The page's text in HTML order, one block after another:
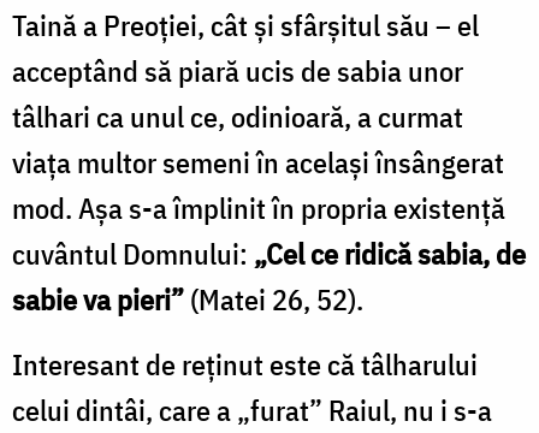
Taină a Preoției, cât și sfârșitul său – el
acceptând să piară ucis de sabia unor
tâlhari ca unul ce, odinioară, a curmat
viața multor semeni în acelaşi însângerat
mod. Așa s-a împlinit în propria existență
cuvântul Domnului: „Cel ce ridică sabia, de
sabie va pieri”(Matei 26, 52).
Interesant de reținut este că tâlharului
celui dintâi, care a „furat” Raiul, nu i s-a